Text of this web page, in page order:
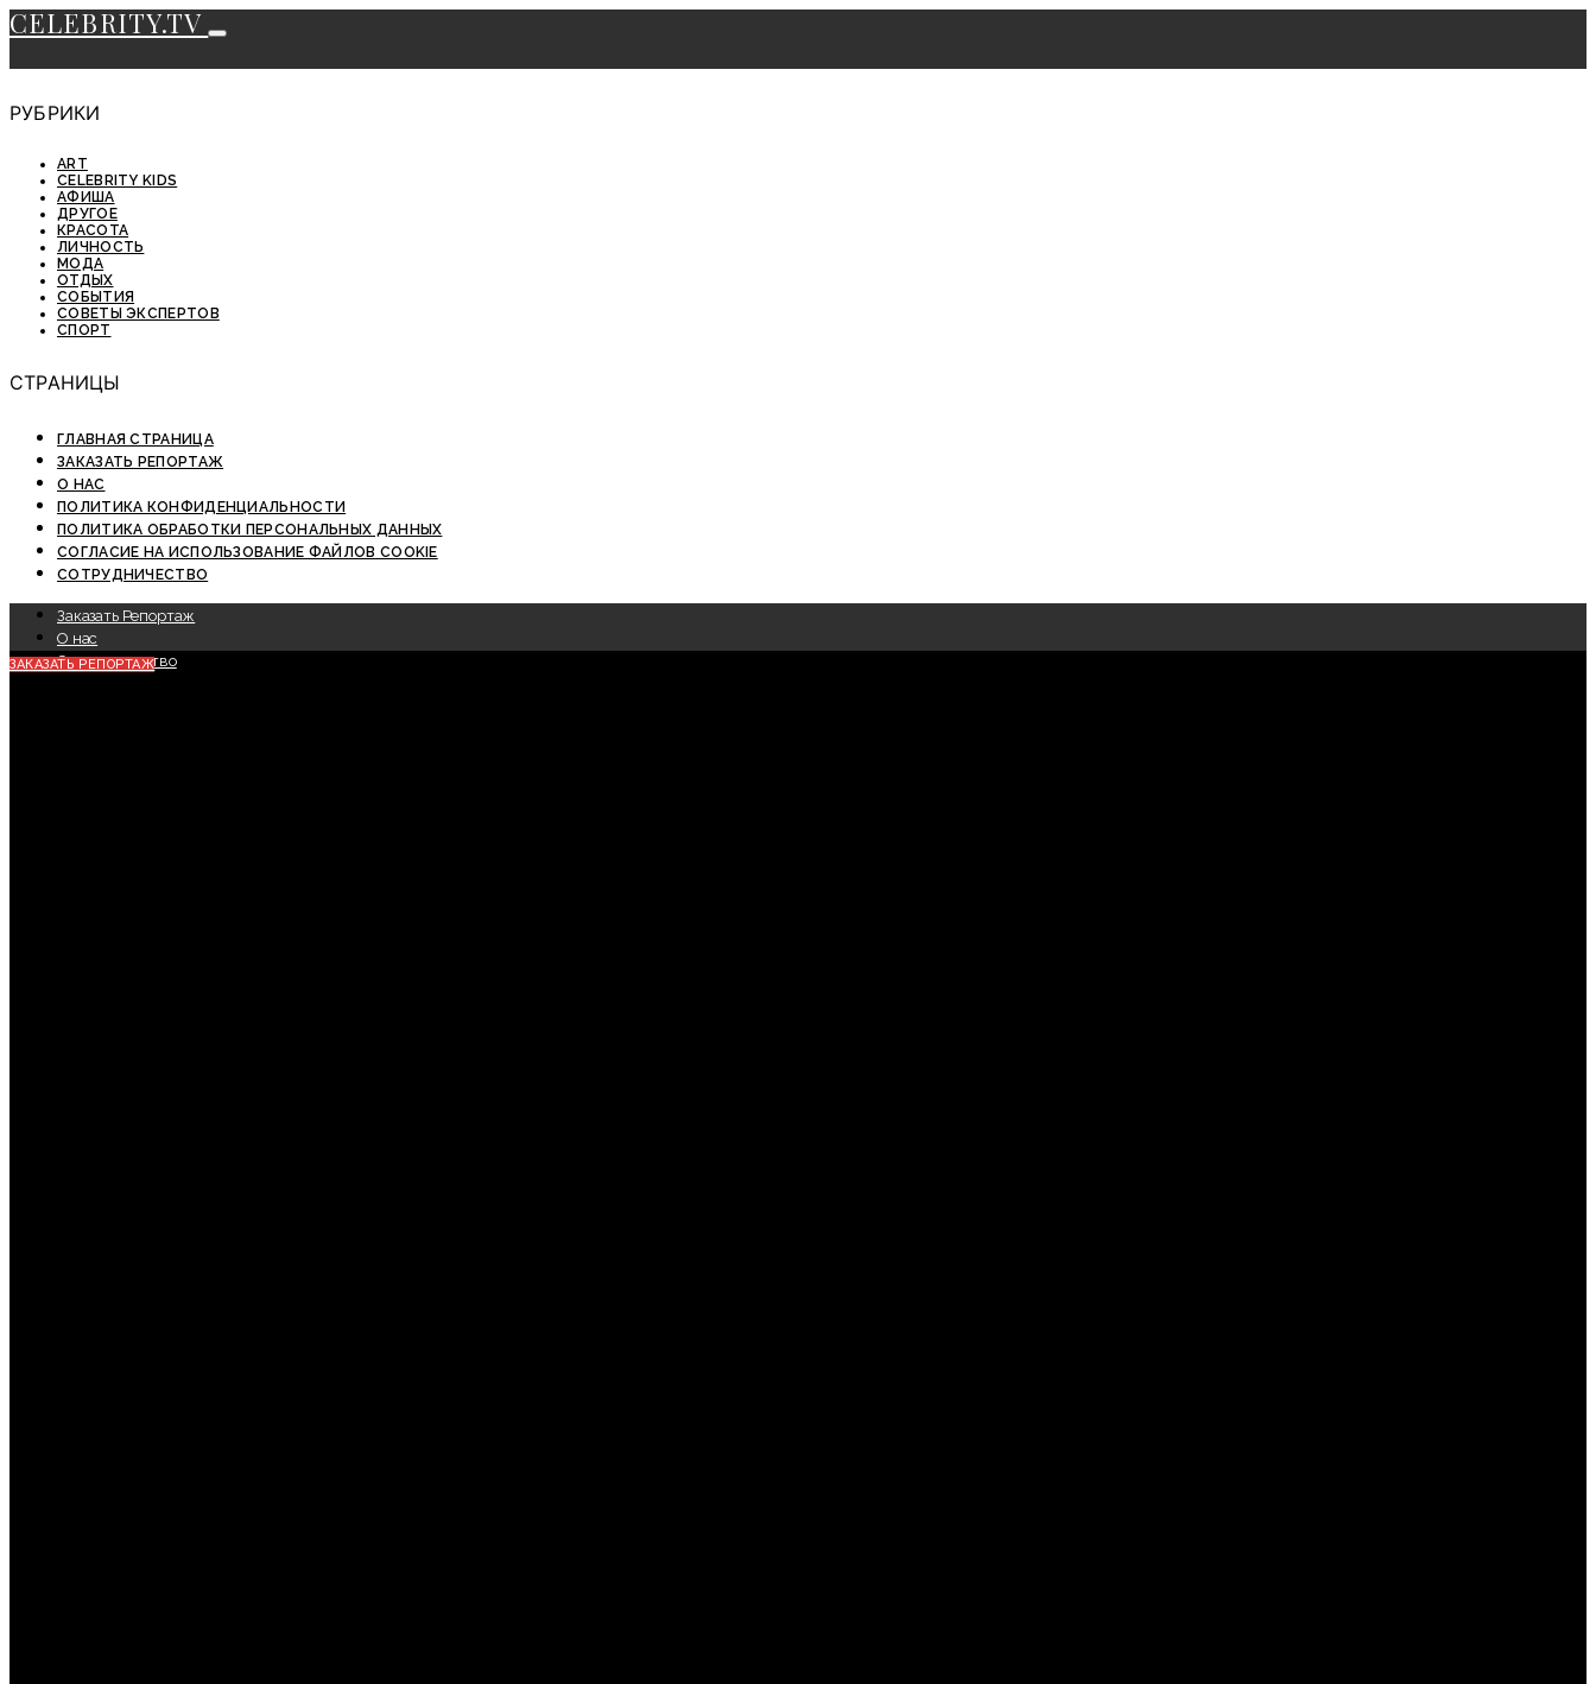
CELEBRITY.TV
РУБРИКИ
ART
CELEBRITY KIDS
АФИША
ДРУГОЕ
КРАСОТА
ЛИЧНОСТЬ
МОДА
ОТДЫХ
СОБЫТИЯ
СОВЕТЫ ЭКСПЕРТОВ
СПОРТ
СТРАНИЦЫ
ГЛАВНАЯ СТРАНИЦА
ЗАКАЗАТЬ РЕПОРТАЖ
О НАС
ПОЛИТИКА КОНФИДЕНЦИАЛЬНОСТИ
ПОЛИТИКА ОБРАБОТКИ ПЕРСОНАЛЬНЫХ ДАННЫХ
СОГЛАСИЕ НА ИСПОЛЬЗОВАНИЕ ФАЙЛОВ COOKIE
СОТРУДНИЧЕСТВО
Заказать Репортаж
О нас
Сотрудничество
ЗАКАЗАТЬ РЕПОРТАЖ